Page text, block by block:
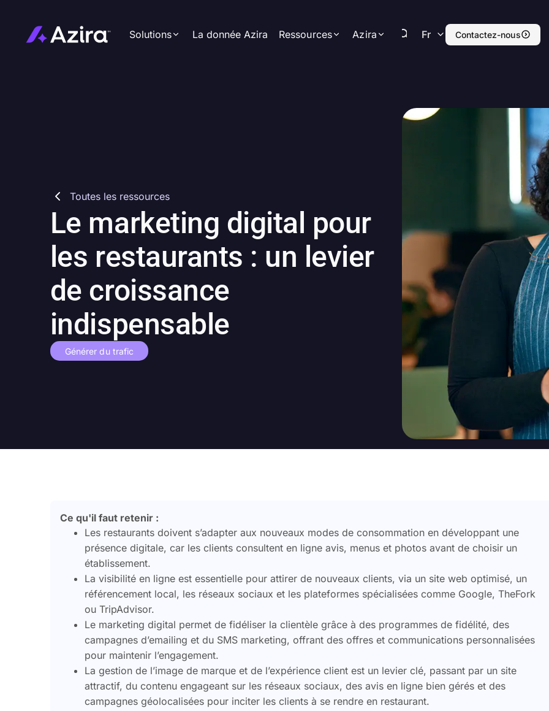
Solutions La donnée Azira Ressources Azira
Presse
Fr Contactez-nous
Toutes les ressources
Le marketing digital pour
les restaurants : un levier
de croissance
indispensable
Générer du trafic
Ce qu'il faut retenir :
Les restaurants doivent s’adapter aux nouveaux modes de consommation en développant une
présence digitale, car les clients consultent en ligne avis, menus et photos avant de choisir un
établissement.
La visibilité en ligne est essentielle pour attirer de nouveaux clients, via un site web optimisé, un
référencement local, les réseaux sociaux et les plateformes spécialisées comme Google, TheFork
ou TripAdvisor.
Le marketing digital permet de fidéliser la clientèle grâce à des programmes de fidélité, des
campagnes d’emailing et du SMS marketing, offrant des offres et communications personnalisées
pour maintenir l’engagement.
La gestion de l’image de marque et de l’expérience client est un levier clé, passant par un site
attractif, du contenu engageant sur les réseaux sociaux, des avis en ligne bien gérés et des
campagnes géolocalisées pour inciter les clients à se rendre en restaurant.